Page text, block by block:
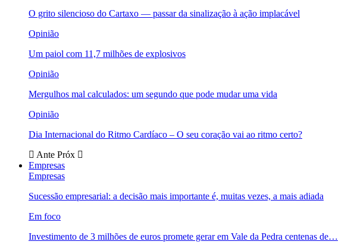
O grito silencioso do Cartaxo — passar da sinalização à ação implacável
Opinião
Um paiol com 11,7 milhões de explosivos
Opinião
Mergulhos mal calculados: um segundo que pode mudar uma vida
Opinião
Dia Internacional do Ritmo Cardíaco – O seu coração vai ao ritmo certo?
Ante Próx
Empresas
Empresas
Sucessão empresarial: a decisão mais importante é, muitas vezes, a mais adiada
Em foco
Investimento de 3 milhões de euros promete gerar em Vale da Pedra centenas de…